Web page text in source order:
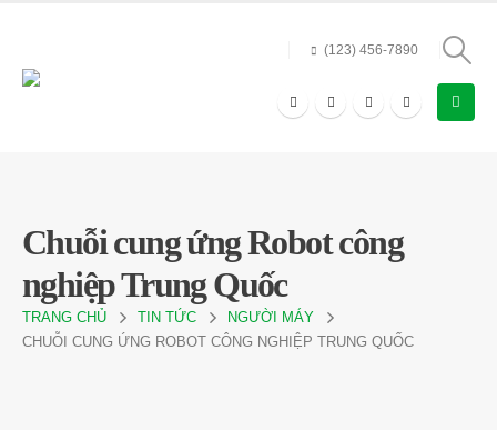
(123) 456-7890
Chuỗi cung ứng Robot công
nghiệp Trung Quốc
TRANG CHỦ TIN TỨC
NGƯỜI MÁY
CHUỖI CUNG ỨNG ROBOT CÔNG NGHIỆP TRUNG QUỐC